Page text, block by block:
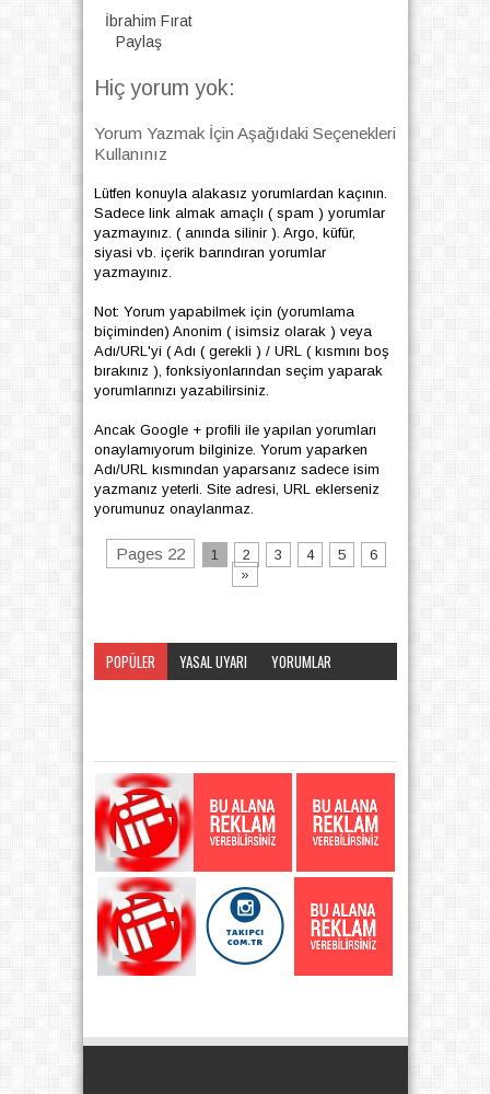
İbrahim Fırat
Paylaş
Hiç yorum yok:
Yorum Yazmak İçin Aşağıdaki Seçenekleri
Kullanınız
Lütfen konuyla alakasız yorumlardan kaçının.
Sadece link almak amaçlı ( spam ) yorumlar
yazmayınız. ( anında silinir ). Argo, küfür,
siyasi vb. içerik barındıran yorumlar
yazmayınız.
Not: Yorum yapabilmek için (yorumlama
biçiminden) Anonim ( isimsiz olarak ) veya
Adı/URL'yi ( Adı ( gerekli ) / URL ( kısmını boş
bırakınız ), fonksiyonlarından seçim yaparak
yorumlarınızı yazabilirsiniz.
Ancak Google + profili ile yapılan yorumları
onaylamıyorum bilginize. Yorum yaparken
Adı/URL kısmından yaparsanız sadece isim
yazmanız yeterli. Site adresi, URL eklerseniz
yorumunuz onaylanmaz.
Pages 22 1 2 3 4 5
6
»
POPÜLER YASAL UYARI
YORUMLAR